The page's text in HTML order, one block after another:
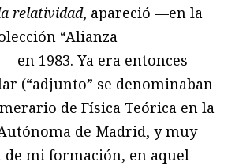
relatividad, apareció —en la
“Alianza
en 1983. Ya era entonces
(“adjunto” se denominaban
de Física Teórica en la
de Madrid, y muy
mi formación, en aquel